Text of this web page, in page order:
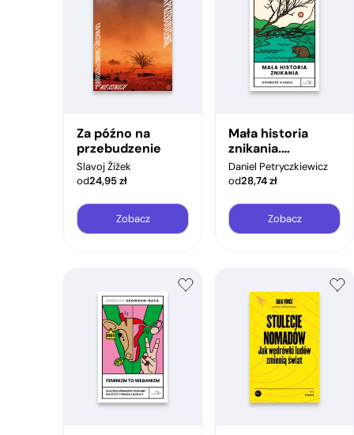
Za późno na
przebudzenie
Slavoj Žižek
od24,95zł
Zobacz
Mała historia
znikania.
Opowieść o
Rzece
Daniel Petryczkiewicz
od28,74zł
Zobacz